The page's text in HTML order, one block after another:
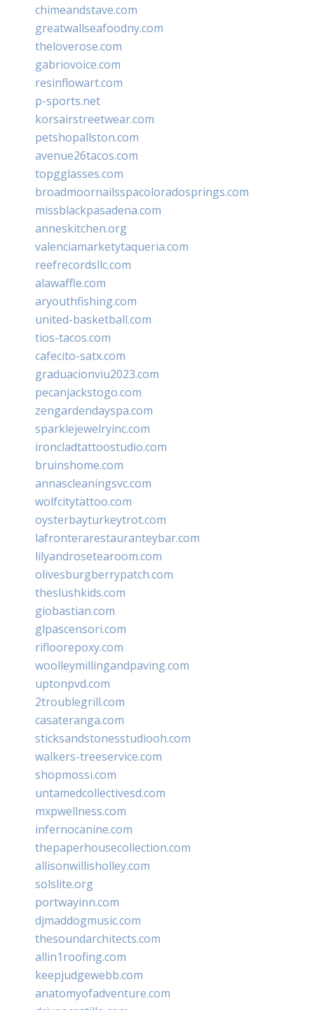
chimeandstave.com
greatwallseafoodny.com
theloverose.com
gabriovoice.com
resinflowart.com
p-sports.net
korsairstreetwear.com
petshopallston.com
avenue26tacos.com
topgglasses.com
broadmoornailsspacoloradosprings.com
missblackpasadena.com
anneskitchen.org
valenciamarketytaqueria.com
reefrecordsllc.com
alawaffle.com
aryouthfishing.com
united-basketball.com
tios-tacos.com
cafecito-satx.com
graduacionviu2023.com
pecanjackstogo.com
zengardendayspa.com
sparklejewelryinc.com
ironcladtattoostudio.com
bruinshome.com
annascleaningsvc.com
wolfcitytattoo.com
oysterbayturkeytrot.com
lafronterarestauranteybar.com
lilyandrosetearoom.com
olivesburgberrypatch.com
theslushkids.com
giobastian.com
glpascensori.com
rifloorepoxy.com
woolleymillingandpaving.com
uptonpvd.com
2troublegrill.com
casateranga.com
sticksandstonesstudiooh.com
walkers-treeservice.com
shopmossi.com
untamedcollectivesd.com
mxpwellness.com
infernocanine.com
thepaperhousecollection.com
allisonwillisholley.com
solslite.org
portwayinn.com
djmaddogmusic.com
thesoundarchitects.com
allin1roofing.com
keepjudgewebb.com
anatomyofadventure.com